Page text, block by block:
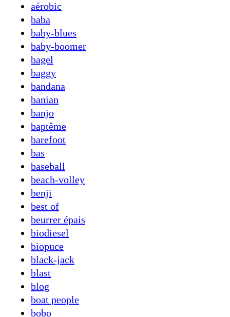
aérobic
baba
baby-blues
baby-boomer
bagel
baggy
bandana
banian
banjo
baptême
barefoot
bas
baseball
beach-volley
benji
best of
beurrer épais
biodiesel
biopuce
black-jack
blast
blog
boat people
bobo